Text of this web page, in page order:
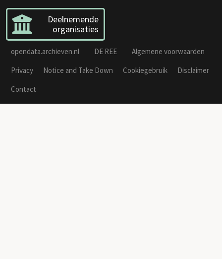
Deelnemende
organisaties
opendata.archieven.nl DE REE
Algemene voorwaarden
Privacy
Notice and Take Down Cookiegebruik
Disclaimer
Contact